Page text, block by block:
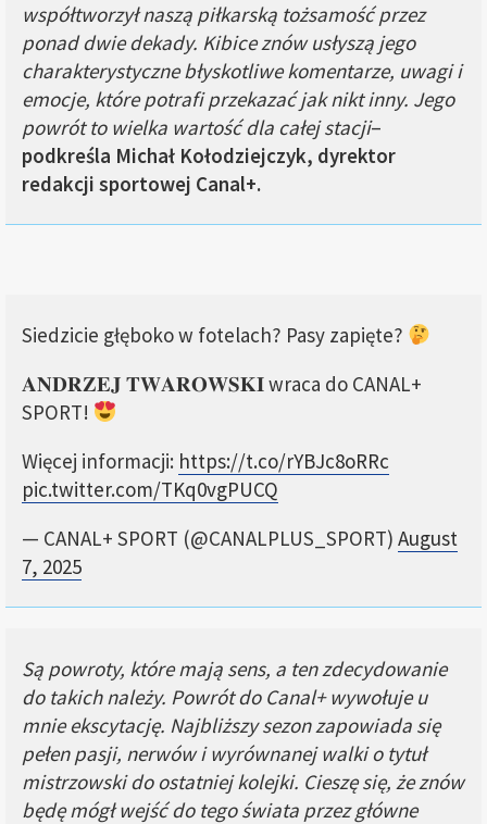
współtworzył naszą piłkarską tożsamość przez
ponad dwie dekady. Kibice znów usłyszą jego
charakterystyczne błyskotliwe komentarze, uwagi i
emocje, które potrafi przekazać jak nikt inny. Jego
powrót to wielka wartość dla całej stacji–
podkreśla Michał Kołodziejczyk, dyrektor
redakcji sportowej Canal+.
Siedzicie głęboko w fotelach? Pasy zapięte?
𝐀𝐍𝐃𝐑𝐙𝐄𝐉 𝐓𝐖𝐀𝐑𝐎𝐖𝐒𝐊𝐈 wraca do CANAL+
SPORT!
Więcej informacji: https://t.co/rYBJc8oRRc
pic.twitter.com/TKq0vgPUCQ
— CANAL+ SPORT (@CANALPLUS_SPORT) August
7, 2025
Są powroty, które mają sens, a ten zdecydowanie
do takich należy. Powrót do Canal+ wywołuje u
mnie ekscytację. Najbliższy sezon zapowiada się
pełen pasji, nerwów i wyrównanej walki o tytuł
mistrzowski do ostatniej kolejki. Cieszę się, że znów
będę mógł wejść do tego świata przez główne